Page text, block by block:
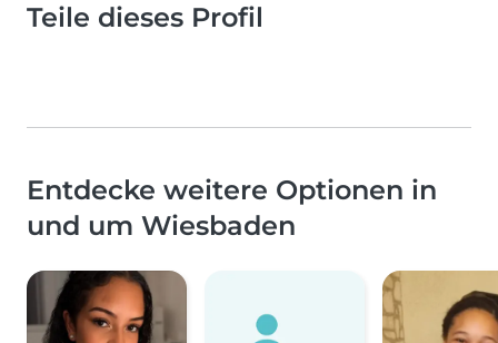
Teile dieses Profil
Entdecke weitere Optionen in
und um Wiesbaden